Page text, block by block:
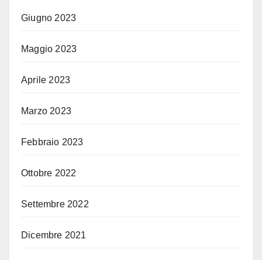
Giugno 2023
Maggio 2023
Aprile 2023
Marzo 2023
Febbraio 2023
Ottobre 2022
Settembre 2022
Dicembre 2021